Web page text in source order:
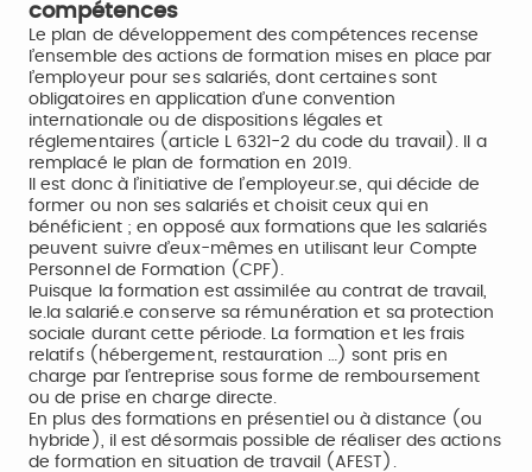
compétences
Le plan de développement des compétences recense
l’ensemble des actions de formation mises en place par
l’employeur pour ses salariés, dont certaines sont
obligatoires en application d’une convention
internationale ou de dispositions légales et
réglementaires (article L 6321-2 du code du travail). Il a
remplacé le plan de formation en 2019.
Il est donc à l’initiative de l’employeur.se, qui décide de
former ou non ses salariés et choisit ceux qui en
bénéficient ; en opposé aux formations que les salariés
peuvent suivre d’eux-mêmes en utilisant leur Compte
Personnel de Formation (CPF).
Puisque la formation est assimilée au contrat de travail,
le.la salarié.e conserve sa rémunération et sa protection
sociale durant cette période. La formation et les frais
relatifs (hébergement, restauration …) sont pris en
charge par l’entreprise sous forme de remboursement
ou de prise en charge directe.
En plus des formations en présentiel ou à distance (ou
hybride), il est désormais possible de réaliser des actions
de formation en situation de travail (AFEST).